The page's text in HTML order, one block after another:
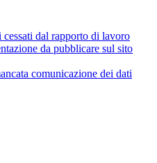
dal rapporto di lavoro
da pubblicare sul sito
comunicazione dei dati